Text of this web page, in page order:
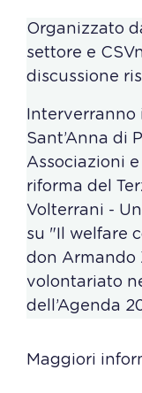
Organizzato
settore e
discussione
Interverranno
Sant’Anna di
Associazioni
riforma del
Volterrani -
su "Il welfare
don Armando
volontariato
dell’Agenda
Maggiori